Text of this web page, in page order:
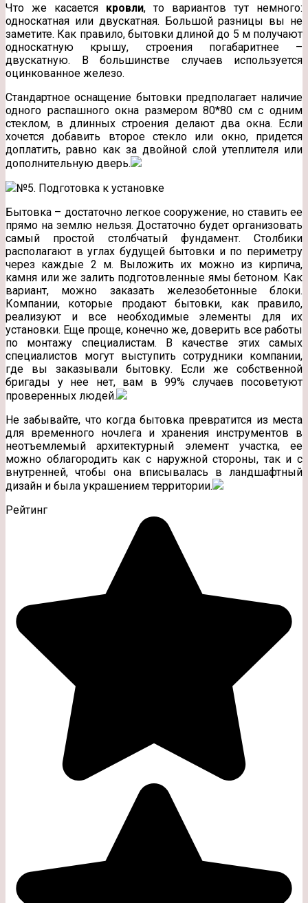
Что же касается кровли, то вариантов тут немного:
односкатная или двускатная. Большой разницы вы не
заметите. Как правило, бытовки длиной до 5 м получают
односкатную крышу, строения погабаритнее –
двускатную. В большинстве случаев используется
оцинкованное железо.
Стандартное оснащение бытовки предполагает наличие
одного распашного окна размером 80*80 см с одним
стеклом, в длинных строения делают два окна. Если
хочется добавить второе стекло или окно, придется
доплатить, равно как за двойной слой утеплителя или
дополнительную дверь.
№5. Подготовка к установке
Бытовка – достаточно легкое сооружение, но ставить ее
прямо на землю нельзя. Достаточно будет организовать
самый простой столбчатый фундамент. Столбики
располагают в углах будущей бытовки и по периметру
через каждые 2 м. Выложить их можно из кирпича,
камня или же залить подготовленные ямы бетоном. Как
вариант, можно заказать железобетонные блоки.
Компании, которые продают бытовки, как правило,
реализуют и все необходимые элементы для их
установки. Еще проще, конечно же, доверить все работы
по монтажу специалистам. В качестве этих самых
специалистов могут выступить сотрудники компании,
где вы заказывали бытовку. Если же собственной
бригады у нее нет, вам в 99% случаев посоветуют
проверенных людей.
Не забывайте, что когда бытовка превратится из места
для временного ночлега и хранения инструментов в
неотъемлемый архитектурный элемент участка, ее
можно облагородить как с наружной стороны, так и с
внутренней, чтобы она вписывалась в ландшафтный
дизайн и была украшением территории.
Рейтинг